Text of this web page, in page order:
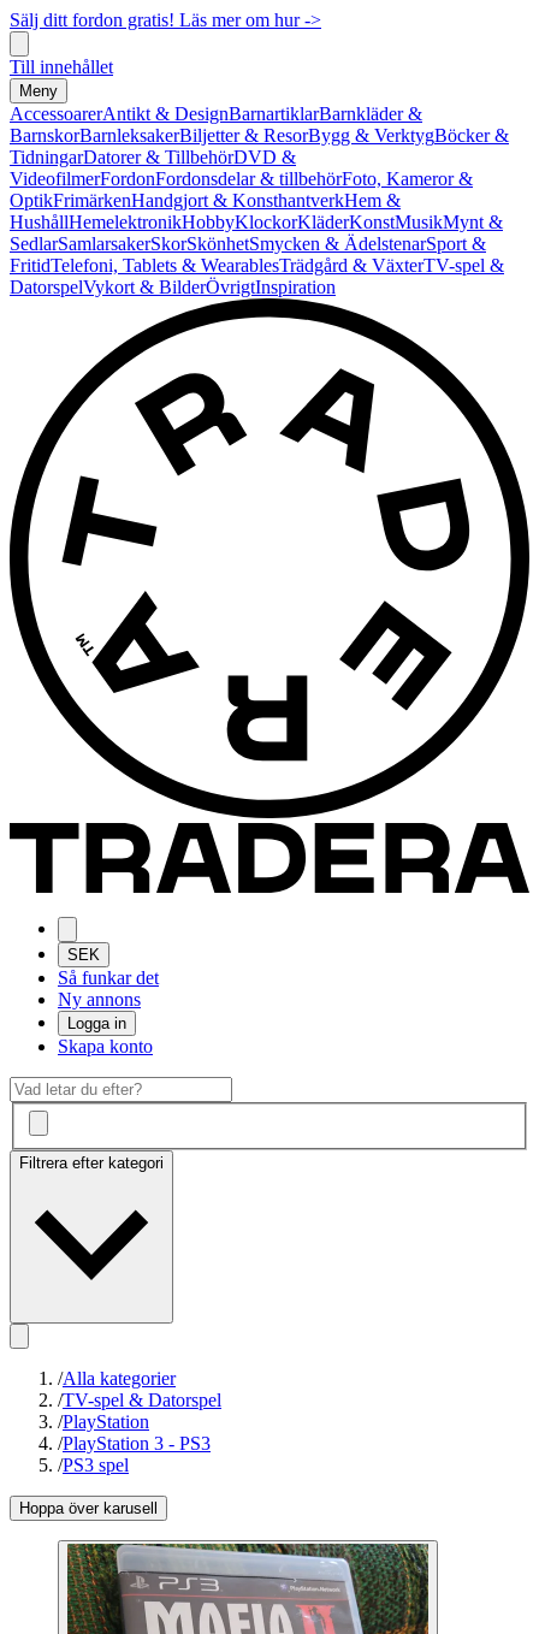
Sälj ditt fordon gratis! Läs mer om hur ->
Till innehållet
Meny
AccessoarerAntikt & DesignBarnartiklarBarnkläder &
BarnskorBarnleksakerBiljetter & ResorBygg & VerktygBöcker &
TidningarDatorer & TillbehörDVD &
VideofilmerFordonFordonsdelar & tillbehörFoto, Kameror &
OptikFrimärkenHandgjort & KonsthantverkHem &
HushållHemelektronikHobbyKlockorKläderKonstMusikMynt &
SedlarSamlarsakerSkorSkönhetSmycken & ÄdelstenarSport &
FritidTelefoni, Tablets & WearablesTrädgård & VäxterTV-spel &
DatorspelVykort & BilderÖvrigtInspiration
SEK
Så funkar det
Ny annons
Logga in
Skapa konto
Filtrera efter kategori
/Alla kategorier
/TV-spel & Datorspel
/PlayStation
/PlayStation 3 - PS3
/PS3 spel
Hoppa över karusell